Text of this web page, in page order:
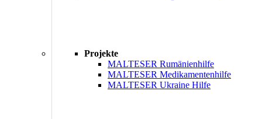
Projekte
MALTESER Rumänienhilfe
MALTESER Medikamentenhilfe
MALTESER Ukraine Hilfe